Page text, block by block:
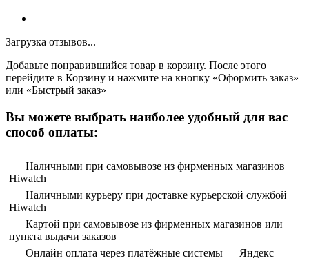
Загрузка отзывов...
Добавьте понравившийся товар в корзину. После этого
перейдите в Корзину и нажмите на кнопку «Оформить заказ»
или «Быстрый заказ»
Вы можете выбрать наиболее удобный для вас
способ оплаты:
Наличными при самовывозе из фирменных магазинов
Hiwatch
Наличными курьеру при доставке курьерской службой
Hiwatch
Картой при самовывозе из фирменных магазинов или
пункта выдачи заказов
Онлайн оплата через платёжные системы
Яндекс